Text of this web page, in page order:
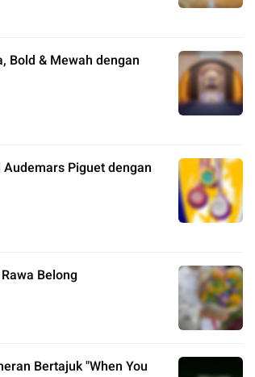
Bold & Mewah dengan
Piguet dengan
Belong
Bertajuk "When You